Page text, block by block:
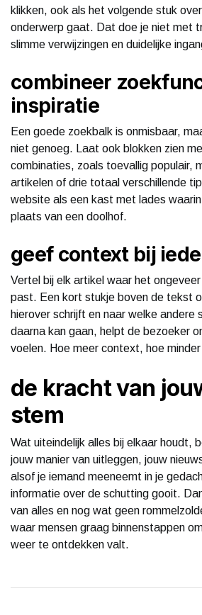
klikken, ook als het volgende stuk
onderwerp gaat. Dat doe je niet met
slimme verwijzingen en duidelijke
combineer
inspiratie
Een goede zoekbalk is onmisbaar,
niet genoeg. Laat ook blokken zien
combinaties, zoals toevallig populair,
artikelen of drie totaal verschillende
website als een kast met lades
plaats van een doolhof.
geef context bij
Vertel bij elk artikel waar het
past. Een kort stukje boven de tekst
hierover schrijft en naar welke andere
daarna kan gaan, helpt de bezoeker
voelen. Hoe meer context, hoe
de kracht van
stem
Wat uiteindelijk alles bij elkaar houdt,
jouw manier van uitleggen, jouw
alsof je iemand meeneemt in je
informatie over de schutting gooit.
van alles en nog wat geen
waar mensen graag binnenstappen
weer te ontdekken valt.